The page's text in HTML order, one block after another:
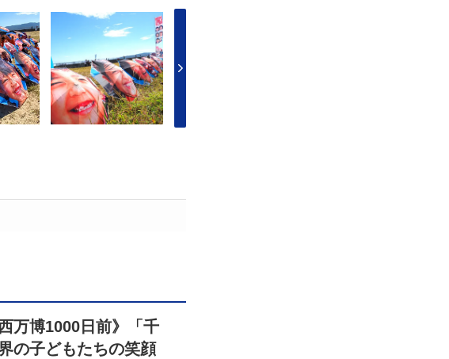
万博1000日前》「千
の子どもたちの笑顔